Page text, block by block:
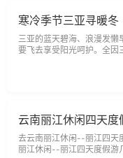
寒冷季节三亚寻暖冬
三亚的蓝天碧海、浪漫发懒
要飞去享受阳光呵护。全因
便等优势，让全家或二人
云南丽江休闲四天度
去云南丽江休闲--丽江四天
丽江休闲--丽江四天度假游